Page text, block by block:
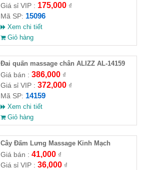
Giá sỉ VIP : 175,000₫
Mã SP: 15096
Xem chi tiết
Giỏ hàng
Đai quấn massage chân ALIZZ AL-14159
Giá bán : 386,000₫
Giá sỉ VIP : 372,000₫
Mã SP: 14159
Xem chi tiết
Giỏ hàng
Cây Đấm Lưng Massage Kinh Mạch
Giá bán : 41,000₫
Giá sỉ VIP : 36,000₫